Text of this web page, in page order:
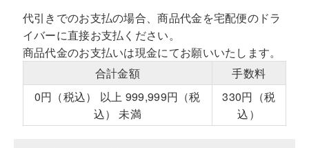
代引きでのお支払の場合、商品代金を宅配便のドラ
イバーに直接お支払ください。
商品代金のお支払いは現金にてお願いいたします。
合計金額
手数料
0円（税込） 以上 999,999円（税
込） 未満
330円（税
込）